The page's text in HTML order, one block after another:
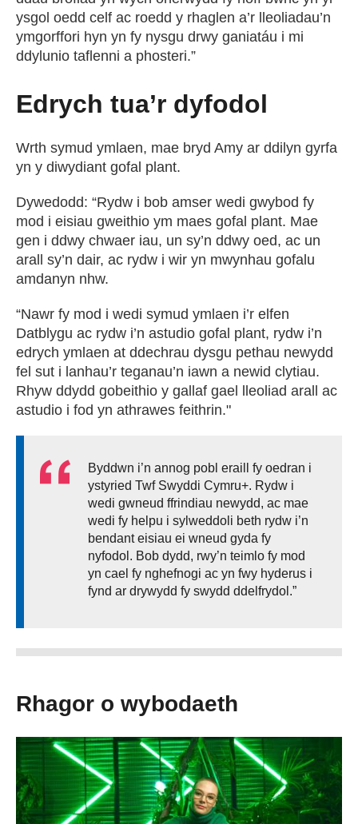
ysgol oedd celf ac roedd y rhaglen a’r lleoliadau’n
ymgorffori hyn yn fy nysgu drwy ganiatáu i mi
ddylunio taflenni a phosteri.”
Edrych tua’r dyfodol
Wrth symud ymlaen, mae bryd Amy ar ddilyn gyrfa
yn y diwydiant gofal plant.
Dywedodd: “Rydw i bob amser wedi gwybod fy
mod i eisiau gweithio ym maes gofal plant. Mae
gen i ddwy chwaer iau, un sy’n ddwy oed, ac un
arall sy’n dair, ac rydw i wir yn mwynhau gofalu
amdanyn nhw.
“Nawr fy mod i wedi symud ymlaen i’r elfen
Datblygu ac rydw i’n astudio gofal plant, rydw i’n
edrych ymlaen at ddechrau dysgu pethau newydd
fel sut i lanhau’r teganau’n iawn a newid clytiau.
Rhyw ddydd gobeithio y gallaf gael lleoliad arall ac
astudio i fod yn athrawes feithrin."
Byddwn i’n annog pobl eraill fy oedran i
ystyried Twf Swyddi Cymru+. Rydw i
wedi gwneud ffrindiau newydd, ac mae
wedi fy helpu i sylweddoli beth rydw i’n
bendant eisiau ei wneud gyda fy
nyfodol. Bob dydd, rwy’n teimlo fy mod
yn cael fy nghefnogi ac yn fwy hyderus i
fynd ar drywydd fy swydd ddelfrydol.”
Rhagor o wybodaeth